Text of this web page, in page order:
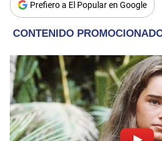
Prefiero a El Popular en Google